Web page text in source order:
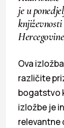
je u
Ova
različite
bogatstvo
izložbe je
relevantne